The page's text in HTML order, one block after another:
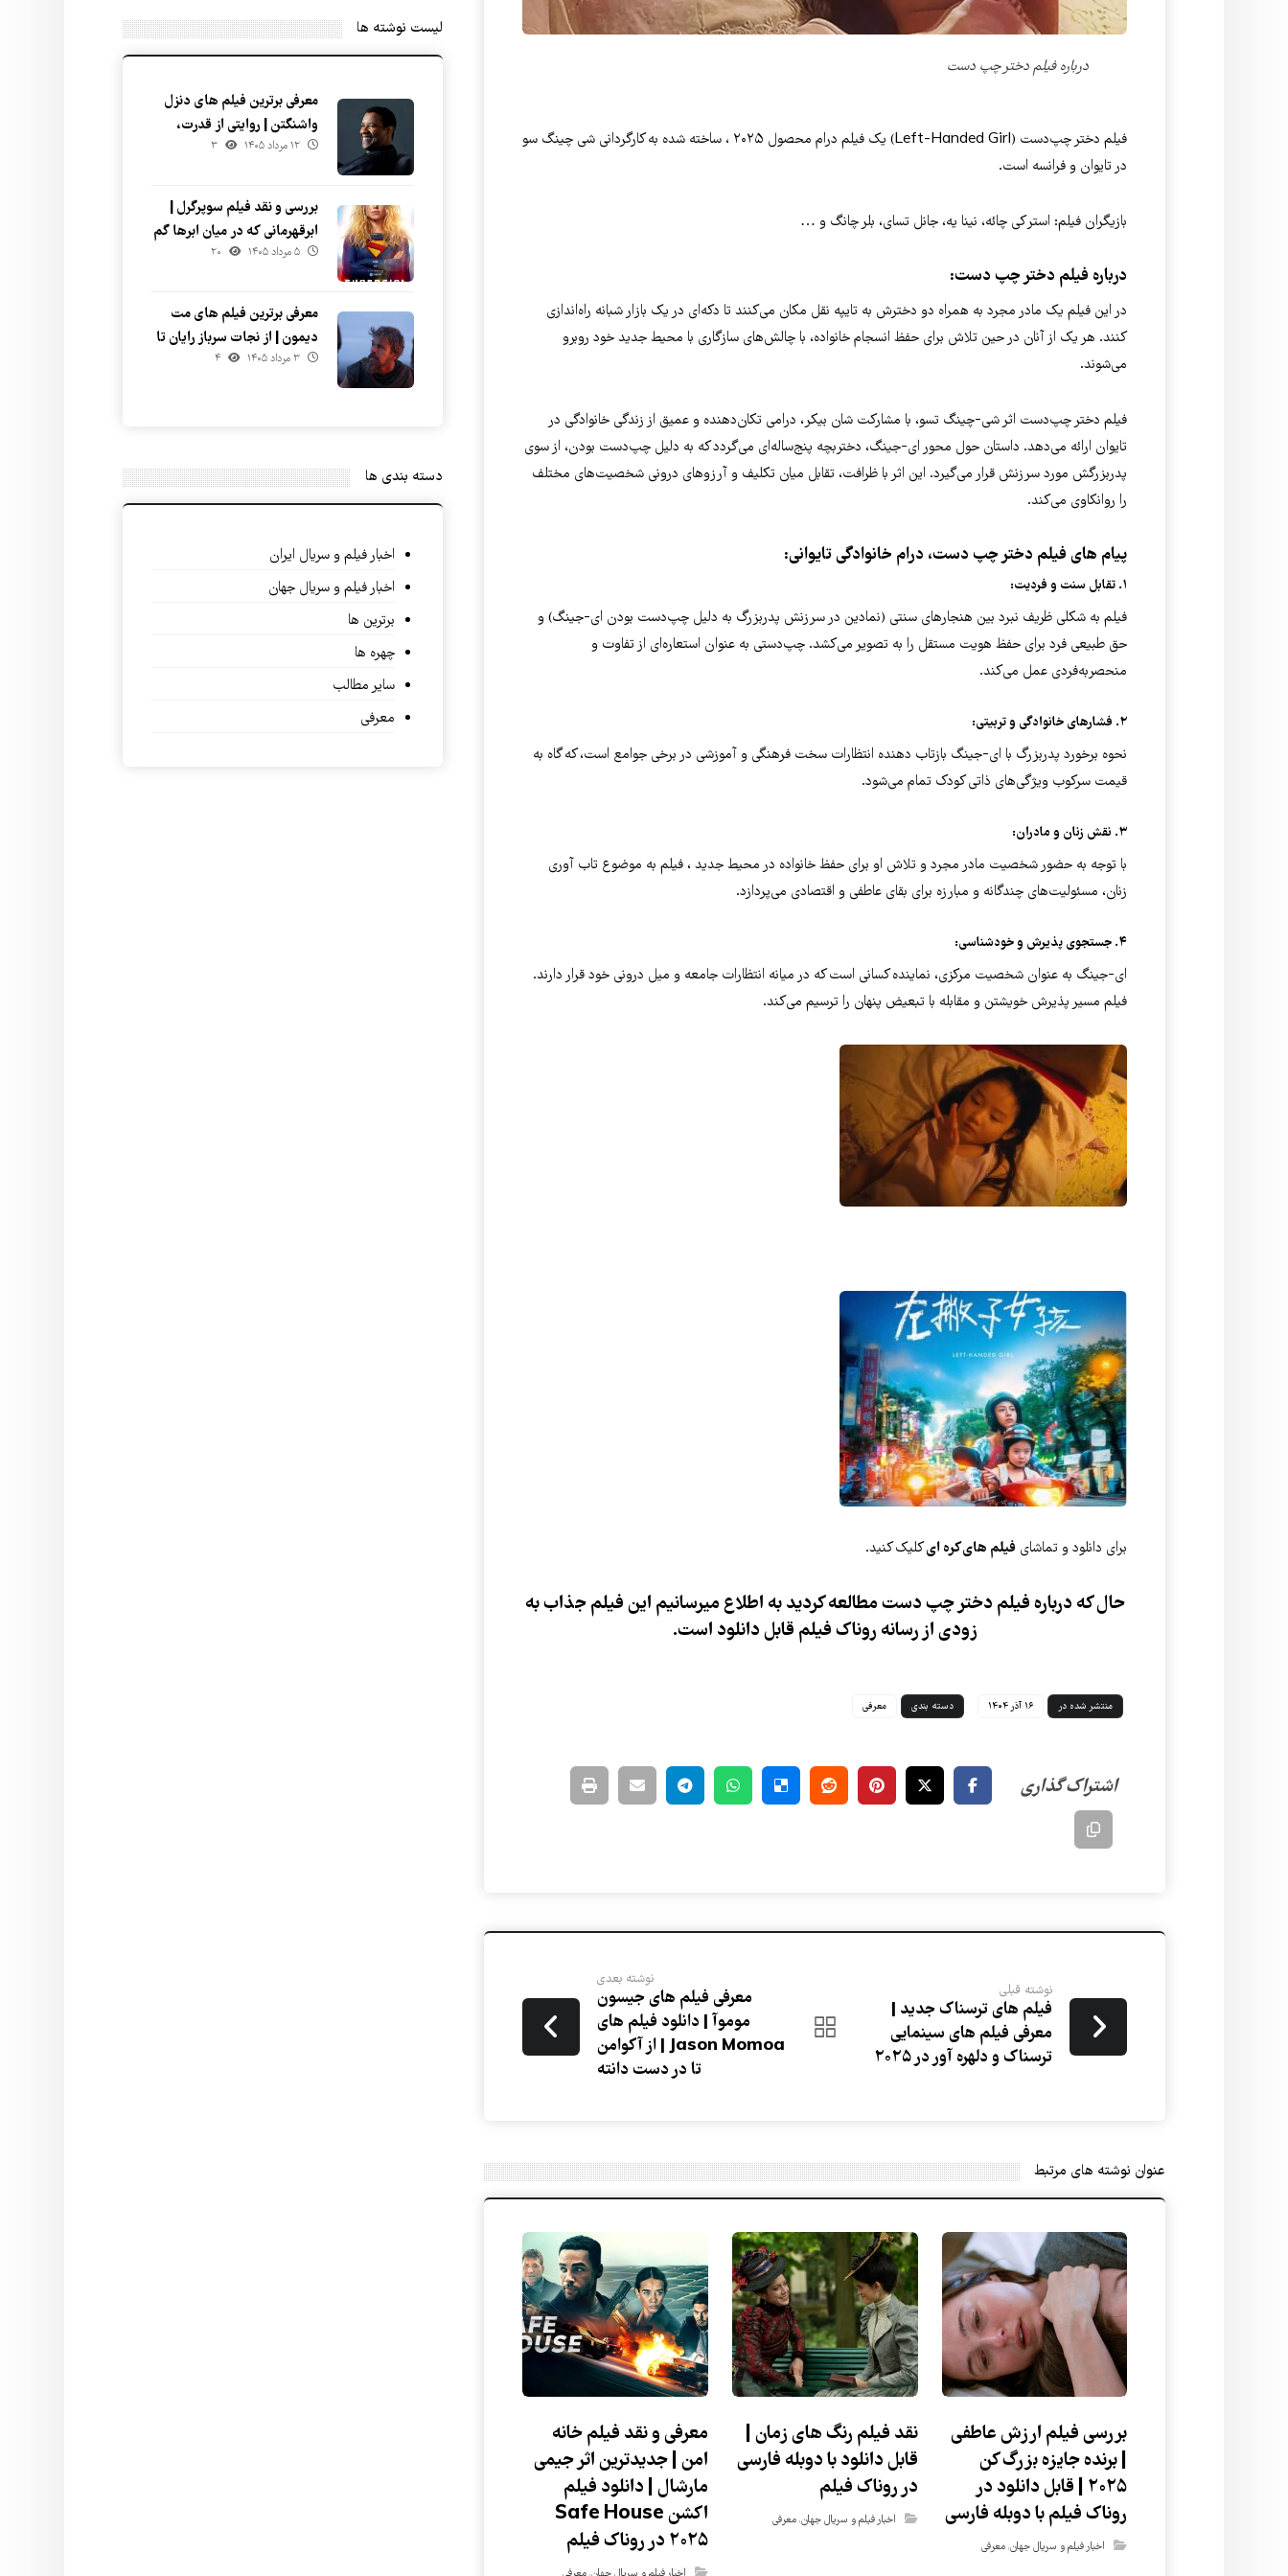
درباره فیلم دختر چپ دست
فیلم دختر چپ‌دست (Left-Handed Girl) یک فیلم درام محصول ۲۰۲۵ ، ساخته شده به کارگردانی شی چینگ سو
در تایوان و فرانسه است.
بازیگران فیلم: استر کی چائه، نینا یه، جانل تسای، بلر چانگ و …
درباره فیلم دختر چپ دست:
در این فیلم یک مادر مجرد به همراه دو دخترش به تایپه نقل مکان می‌کنند تا دکه‌ای در یک بازار شبانه راه‌اندازی
کنند. هر یک از آنان در حین تلاش برای حفظ انسجام خانواده، با چالش‌های سازگاری با محیط جدید خود روبرو
می‌شوند.
فیلم دختر چپ‌دست اثر شی-چینگ تسو، با مشارکت شان بیکر، درامی تکان‌دهنده و عمیق از زندگی خانوادگی در
تایوان ارائه می‌دهد. داستان حول محور ای-جینگ، دختربچه پنج‌ساله‌ای می‌گردد که به دلیل چپ‌دست بودن، از سوی
پدربزرگش مورد سرزنش قرار می‌گیرد. این اثر با ظرافت، تقابل میان تکلیف و آرزوهای درونی شخصیت‌های مختلف
را روانکاوی می‌کند.
پیام های فیلم دختر چپ ‌دست، درام خانوادگی تایوانی:
۱. تقابل سنت و فردیت:
فیلم به شکلی ظریف نبرد بین هنجارهای سنتی (نمادین در سرزنش پدربزرگ به دلیل چپ‌دست بودن ای-جینگ) و
حق طبیعی فرد برای حفظ هویت مستقل را به تصویر می‌کشد. چپ‌دستی به عنوان استعاره‌ای از تفاوت و
منحصربه‌فردی عمل می‌کند.
۲. فشارهای خانوادگی و تربیتی:
نحوه برخورد پدربزرگ با ای-جینگ بازتاب دهنده انتظارات سخت فرهنگی و آموزشی در برخی جوامع است، که گاه به
قیمت سرکوب ویژگی‌های ذاتی کودک تمام می‌شود.
۳. نقش زنان و مادران:
با توجه به حضور شخصیت مادر مجرد و تلاش او برای حفظ خانواده در محیط جدید ، فیلم به موضوع تاب آوری
زنان، مسئولیت‌های چندگانه و مبارزه برای بقای عاطفی و اقتصادی می‌پردازد.
۴. جستجوی پذیرش و خودشناسی:
ای-جینگ به عنوان شخصیت مرکزی، نماینده کسانی است که در میانه انتظارات جامعه و میل درونی خود قرار دارند.
فیلم مسیر پذیرش خویشتن و مقابله با تبعیض پنهان را ترسیم می‌کند.
برای دانلود و تماشای فیلم های کره ایکلیک کنید.
حال که درباره فیلم دختر چپ دست مطالعه کردید به اطلاع میرسانیم این فیلم جذاب به
زودی از رسانه روناک فیلم قابل دانلود است.
منتشر شده در ۱۶ آذر ۱۴۰۴ دسته بندی معرفی
نوشته قبلی
فیلم های ترسناک جدید |
معرفی فیلم های سینمایی
ترسناک و دلهره آور در ۲۰۲۵
نوشته بعدی
معرفی فیلم های جیسون
موموآ | دانلود فیلم های
Jason Momoa | از آکوامن
تا در دست دانته
عنوان ‫نوشته های مرتبط
بررسی فیلم ارزش عاطفی
| برنده جایزه بزرگ کن
۲۰۲۵ | قابل دانلود در
روناک فیلم با دوبله فارسی
اخبار فیلم و سریال جهان,معرفی
نقد فیلم رنگ های زمان |
قابل دانلود با دوبله فارسی
در روناک فیلم
اخبار فیلم و سریال جهان,معرفی
معرفی و نقد فیلم خانه
امن | جدیدترین اثر جیمی
مارشال | دانلود فیلم
اکشن Safe House
۲۰۲۵ در روناک فیلم
لیست نوشته ها
معرفی برترین فیلم های دنزل
واشنگتن | روایتی از قدرت،
صلابت و انسانیت
۱۲ مرداد ۱۴۰۵ ۳
بررسی و نقد فیلم سوپرگرل |
ابرقهرمانی که در میان ابرها گم
شد۵ مرداد ۱۴۰۵ ۲۰
معرفی برترین فیلم های مت
دیمون | از نجات سرباز رایان تا
میان ستاره ای
۳ مرداد ۱۴۰۵ ۴
دسته بندی ها
اخبار فیلم و سریال ایران
اخبار فیلم و سریال جهان
برترین ها
چهره ها
سایر مطالب
معرفی